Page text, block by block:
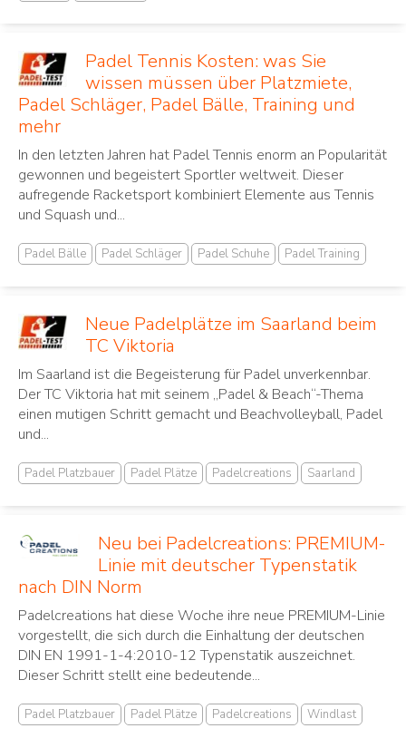
Padel Tennis Kosten: was Sie
wissen müssen über Platzmiete,
Padel Schläger, Padel Bälle, Training und
mehr
In den letzten Jahren hat Padel Tennis ‌enorm an Popularität⁢
gewonnen und begeistert Sportler ⁤weltweit. Dieser⁤
aufregende Racketsport ⁣kombiniert Elemente aus Tennis
und Squash und...
Padel Bälle Padel Schläger Padel Schuhe Padel Training
Neue Padelplätze im Saarland beim
TC Viktoria
Im Saarland ist die Begeisterung für Padel unverkennbar.
Der TC Viktoria hat mit seinem „Padel & Beach“-Thema
einen mutigen Schritt gemacht und Beachvolleyball, Padel
und...
Padel Platzbauer Padel Plätze Padelcreations Saarland
Neu bei Padelcreations: PREMIUM-
Linie mit deutscher Typenstatik
nach DIN Norm
Padelcreations hat diese Woche ihre neue PREMIUM-Linie
vorgestellt, die sich durch die Einhaltung der deutschen
DIN EN 1991-1-4:2010-12 Typenstatik auszeichnet.
Dieser Schritt stellt eine bedeutende...
Padel Platzbauer Padel Plätze Padelcreations Windlast